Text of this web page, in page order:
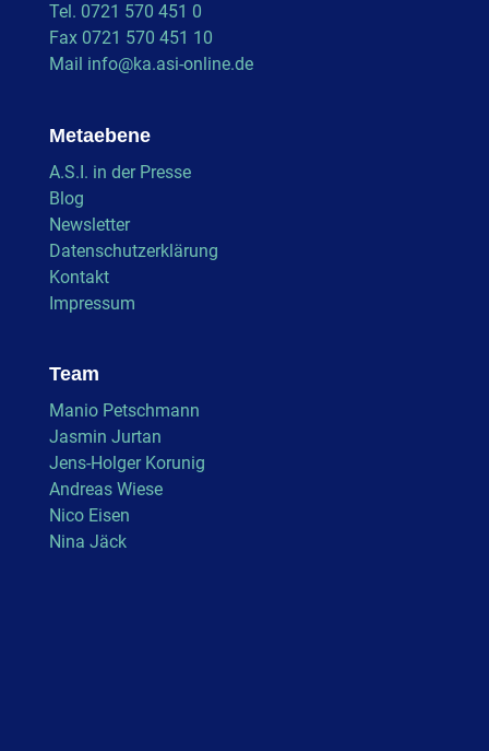
Tel. 0721 570 451 0
Fax 0721 570 451 10
Mail info@ka.asi-online.de
Metaebene
A.S.I. in der Presse
Blog
Newsletter
Datenschutzerklärung
Kontakt
Impressum
Team
Manio Petschmann
Jasmin Jurtan
Jens-Holger Korunig
Andreas Wiese
Nico Eisen
Nina Jäck